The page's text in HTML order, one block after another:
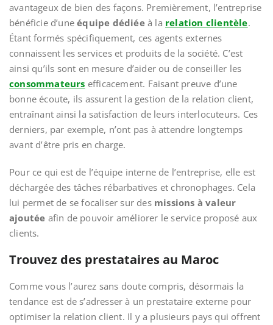
avantageux de bien des façons. Premièrement, l’entreprise
bénéficie d’uneéquipe dédiéeà la relation clientèle.
Étant formés spécifiquement, ces agents externes
connaissent les services et produits de la société. C’est
ainsi qu’ils sont en mesure d’aider ou de conseiller les
consommateurs efficacement. Faisant preuve d’une
bonne écoute, ils assurent la gestion de la relation client,
entraînant ainsi la satisfaction de leurs interlocuteurs. Ces
derniers, par exemple, n’ont pas à attendre longtemps
avant d’être pris en charge.
Pour ce qui est de l’équipe interne de l’entreprise, elle est
déchargée des tâches rébarbatives et chronophages. Cela
lui permet de se focaliser sur des missions à valeur
ajoutée afin de pouvoir améliorer le service proposé aux
clients.
Trouvez des prestataires au Maroc
Comme vous l’aurez sans doute compris, désormais la
tendance est de s’adresser à un prestataire externe pour
optimiser la relation client. Il y a plusieurs pays qui offrent